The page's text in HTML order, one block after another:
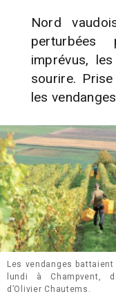
Nord
perturbées
imprévus,
sourire.
les
Les vendanges
lundi à Champvent,
d’Olivier Chautems.